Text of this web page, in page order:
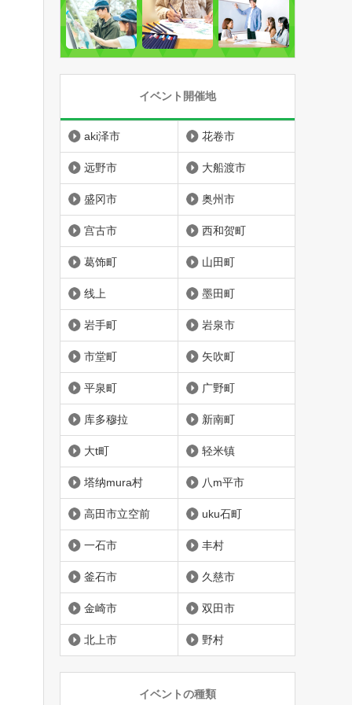
イベント開催地
aki泽市 花卷市
远野市 大船渡市
盛冈市 奥州市
宫古市 西和贺町
葛饰町 山田町
线上 墨田町
岩手町 岩泉市
市堂町 矢吹町
平泉町 广野町
库多穆拉 新南町
大t町 轻米镇
塔纳mura村 八m平市
高田市立空前 uku石町
一石市 丰村
釜石市 久慈市
金崎市 双田市
北上市 野村
イベントの種類